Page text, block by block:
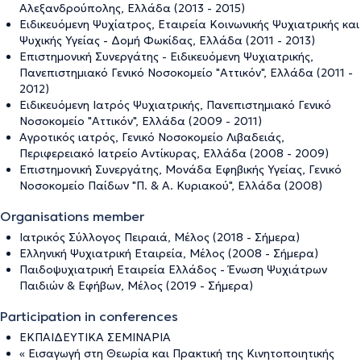
Αλεξανδρούπολης, Ελλάδα (2013 - 2015)
Ειδικευόμενη Ψυχίατρος, Εταιρεία Κοινωνικής Ψυχιατρικής και
Ψυχικής Υγείας - Δομή Φωκίδας, Ελλάδα (2011 - 2013)
Επιστημονική Συνεργάτης - Ειδικευόμενη Ψυχιατρικής,
Πανεπιστημιακό Γενικό Νοσοκομείο "Αττικόν", Ελλάδα (2011 -
2012)
Ειδικευόμενη Ιατρός Ψυχιατρικής, Πανεπιστημιακό Γενικό
Νοσοκομείο "Αττικόν", Ελλάδα (2009 - 2011)
Αγροτικός ιατρός, Γενικό Νοσοκομείο Λιβαδειάς,
Περιφερειακό Ιατρείο Αντίκυρας, Ελλάδα (2008 - 2009)
Επιστημονική Συνεργάτης, Μονάδα Εφηβικής Υγείας, Γενικό
Νοσοκομείο Παίδων "Π. & Α. Κυριακού", Ελλάδα (2008)
Organisations member
Ιατρικός Σύλλογος Πειραιά, Μέλος (2018 - Σήμερα)
Ελληνική Ψυχιατρική Εταιρεία, Μέλος (2008 - Σήμερα)
Παιδοψυχιατρική Εταιρεία Ελλάδος - Ένωση Ψυχιάτρων
Παιδιών & Εφήβων, Μέλος (2019 - Σήμερα)
Participation in conferences
ΕΚΠΑΙΔΕΥΤΙΚΆ ΣΕΜΙΝΑΡΙΑ
« Εισαγωγή στη Θεωρία και Πρακτική της Κινητοποιητικής